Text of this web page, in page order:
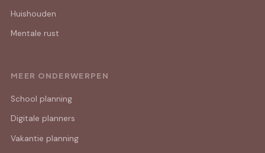
Huishouden
Mentale rust
MEER ONDERWERPEN
School planning
Digitale planners
Vakantie planning